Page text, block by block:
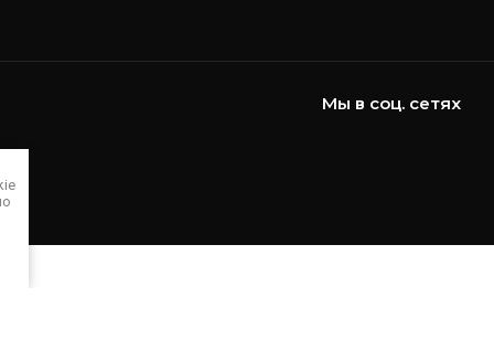
Мы в соц. сетях